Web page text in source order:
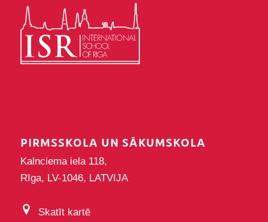
PIRMSSKOLA UN SĀKUMSKOLA
Kalnciema iela 118,
Rīga, LV-1046, LATVIJA
Skatīt kartē